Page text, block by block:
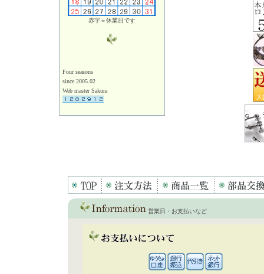
赤字＝休業日です
Four seasons
since 2005.02
Web master Sakura
営業日・お支払いなど